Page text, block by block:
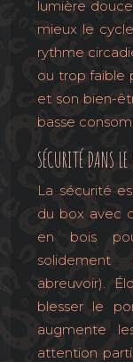
lumière
mieux le
rythme
ou trop faible
et son bien-
basse
SÉCURITÉ DANS
La sécurité
du box avec
en bois
solidement
abreuvoir).
blesser le
augmente
attention